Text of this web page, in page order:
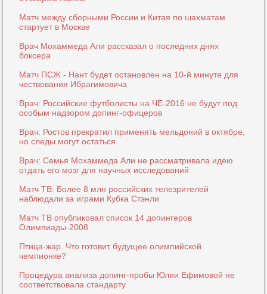
Матч между сборными России и Китая по шахматам
стартует в Москве
Врач Мохаммеда Али рассказал о последних днях
боксера
Матч ПСЖ - Нант будет остановлен на 10-й минуте для
чествования Ибрагимовича
Врач: Российские футболисты на ЧЕ-2016 не будут под
особым надзором допинг-офицеров
Врач: Ростов прекратил применять мельдоний в октябре,
но следы могут остаться
Врач: Семья Мохаммеда Али не рассматривала идею
отдать его мозг для научных исследований
Матч ТВ: Более 8 млн российских телезрителей
наблюдали за играми Кубка Стэнли
Матч ТВ опубликовал список 14 допингеров
Олимпиады-2008
Птица-жар. Что готовит будущее олимпийской
чемпионке?
Процедура анализа допинг-пробы Юлии Ефимовой не
соответствовала стандарту